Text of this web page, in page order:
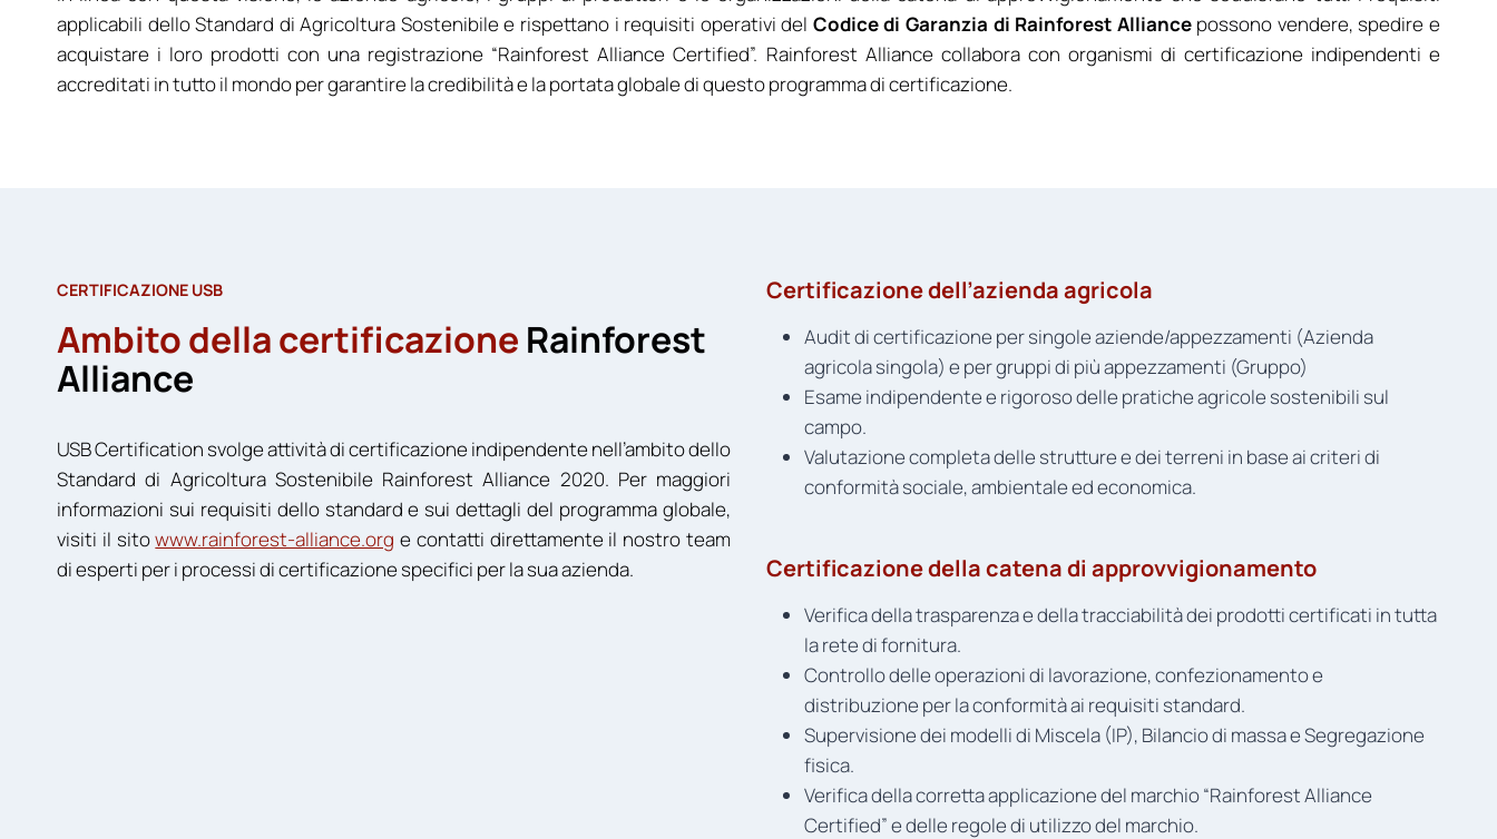
applicabili dello Standard di Agricoltura Sostenibile e rispettano i requisiti operativi del Codice di Garanzia di Rainforest Alliancepossono vendere, spedire e
acquistare i loro prodotti con una registrazione “Rainforest Alliance Certified”. Rainforest Alliance collabora con organismi di certificazione indipendenti e
accreditati in tutto il mondo per garantire la credibilità e la portata globale di questo programma di certificazione.
CERTIFICAZIONE USB
Ambito della certificazione Rainforest
Alliance
USB Certification svolge attività di certificazione indipendente nell’ambito dello
Standard di Agricoltura Sostenibile Rainforest Alliance 2020. Per maggiori
informazioni sui requisiti dello standard e sui dettagli del programma globale,
visiti il sitowww.rainforest-alliance.org e contatti direttamente il nostro team
di esperti per i processi di certificazione specifici per la sua azienda.
Certificazione dell’azienda agricola
Audit di certificazione per singole aziende/appezzamenti (Azienda
agricola singola) e per gruppi di più appezzamenti (Gruppo)
Esame indipendente e rigoroso delle pratiche agricole sostenibili sul
campo.
Valutazione completa delle strutture e dei terreni in base ai criteri di
conformità sociale, ambientale ed economica.
Certificazione della catena di approvvigionamento
Verifica della trasparenza e della tracciabilità dei prodotti certificati in tutta
la rete di fornitura.
Controllo delle operazioni di lavorazione, confezionamento e
distribuzione per la conformità ai requisiti standard.
Supervisione dei modelli di Miscela (IP), Bilancio di massa e Segregazione
fisica.
Verifica della corretta applicazione del marchio “Rainforest Alliance
Certified” e delle regole di utilizzo del marchio.